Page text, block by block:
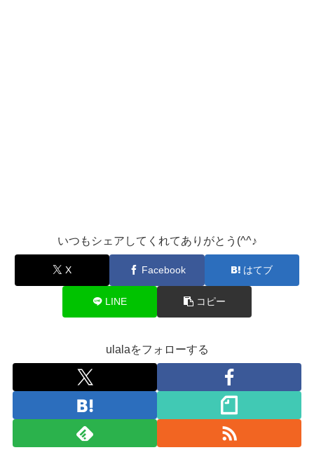
いつもシェアしてくれてありがとう(^^♪
X Facebook はてブ
LINE コピー
ulalaをフォローする